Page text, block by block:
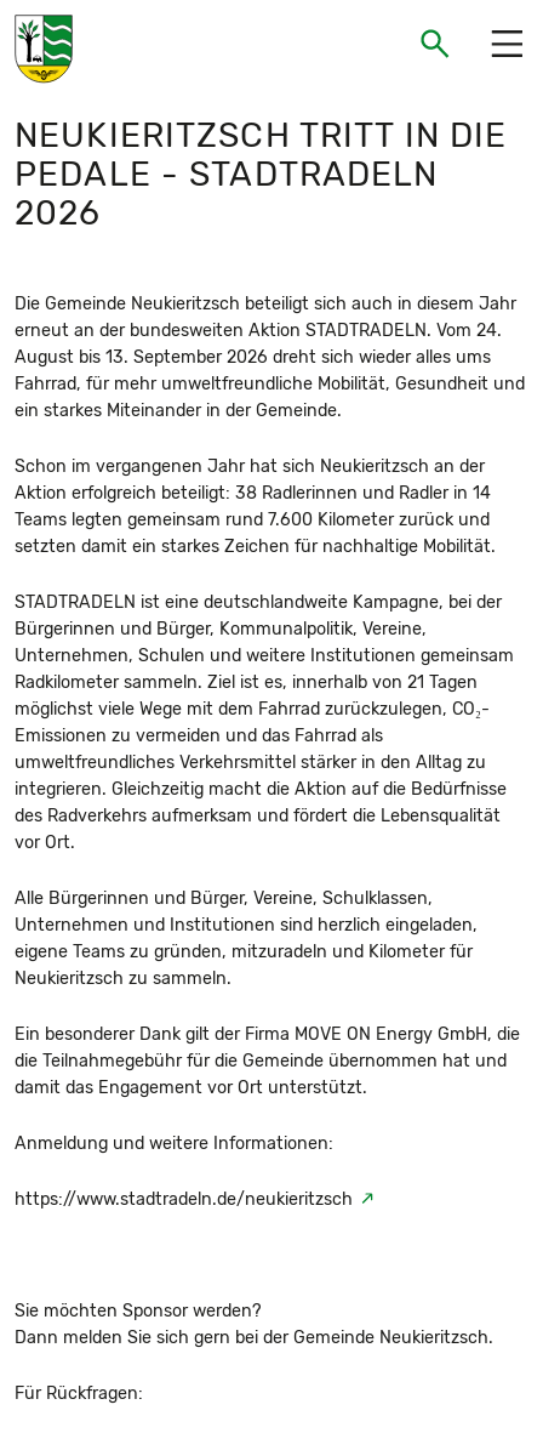
Gemeinde Neukieritzsch
Suchen
NEUKIERITZSCH TRITT IN DIE
PEDALE - STADTRADELN
2026
Die Gemeinde Neukieritzsch beteiligt sich auch in diesem Jahr
erneut an der bundesweiten Aktion STADTRADELN. Vom 24.
August bis 13. September 2026 dreht sich wieder alles ums
Fahrrad, für mehr umweltfreundliche Mobilität, Gesundheit und
ein starkes Miteinander in der Gemeinde.
Schon im vergangenen Jahr hat sich Neukieritzsch an der
Aktion erfolgreich beteiligt: 38 Radlerinnen und Radler in 14
Teams legten gemeinsam rund 7.600 Kilometer zurück und
setzten damit ein starkes Zeichen für nachhaltige Mobilität.
STADTRADELN ist eine deutschlandweite Kampagne, bei der
Bürgerinnen und Bürger, Kommunalpolitik, Vereine,
Unternehmen, Schulen und weitere Institutionen gemeinsam
Radkilometer sammeln. Ziel ist es, innerhalb von 21 Tagen
möglichst viele Wege mit dem Fahrrad zurückzulegen, CO₂-
Emissionen zu vermeiden und das Fahrrad als
umweltfreundliches Verkehrsmittel stärker in den Alltag zu
integrieren. Gleichzeitig macht die Aktion auf die Bedürfnisse
des Radverkehrs aufmerksam und fördert die Lebensqualität
vor Ort.
Alle Bürgerinnen und Bürger, Vereine, Schulklassen,
Unternehmen und Institutionen sind herzlich eingeladen,
eigene Teams zu gründen, mitzuradeln und Kilometer für
Neukieritzsch zu sammeln.
Ein besonderer Dank gilt der Firma MOVE ON Energy GmbH, die
die Teilnahmegebühr für die Gemeinde übernommen hat und
damit das Engagement vor Ort unterstützt.
Anmeldung und weitere Informationen:
https://www.stadtradeln.de/neukieritzsch
Sie möchten Sponsor werden?
Dann melden Sie sich gern bei der Gemeinde Neukieritzsch.
Für Rückfragen: